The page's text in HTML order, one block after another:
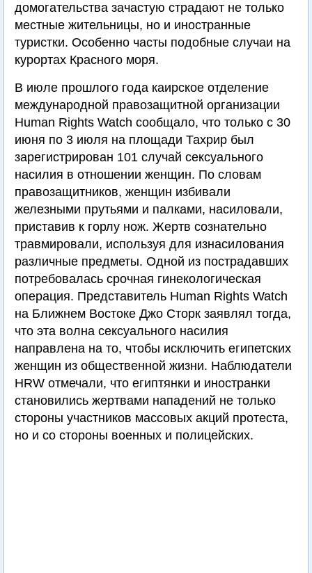
домогательства зачастую страдают не только
местные жительницы, но и иностранные
туристки. Особенно часты подобные случаи на
курортах Красного моря.
В июле прошлого года каирское отделение
международной правозащитной организации
Human Rights Watch сообщало, что только с 30
июня по 3 июля на площади Тахрир был
зарегистрирован 101 случай сексуального
насилия в отношении женщин. По словам
правозащитников, женщин избивали
железными прутьями и палками, насиловали,
приставив к горлу нож. Жертв сознательно
травмировали, используя для изнасилования
различные предметы. Одной из пострадавших
потребовалась срочная гинекологическая
операция. Представитель Human Rights Watch
на Ближнем Востоке Джо Сторк заявлял тогда,
что эта волна сексуального насилия
направлена на то, чтобы исключить египетских
женщин из общественной жизни. Наблюдатели
HRW отмечали, что египтянки и иностранки
становились жертвами нападений не только
стороны участников массовых акций протеста,
но и со стороны военных и полицейских.